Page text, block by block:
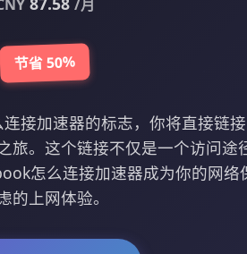
/月
节省 50%
接加速器的标志，你将直接链
。这个链接不仅是一个访问途
怎么连接加速器成为你的网络
的上网体验。